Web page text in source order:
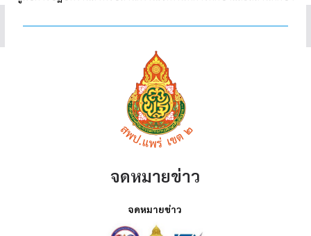
จดหมายข่าว
จดหมายข่าว